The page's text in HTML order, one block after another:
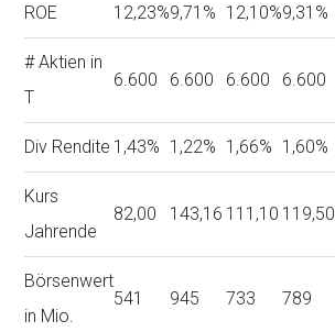
ROE 12,23%9,71% 12,10%9,31%
# Aktien in
T
6.600 6.600 6.600 6.600
Div Rendite 1,43% 1,22% 1,66% 1,60%
Kurs
Jahrende
82,00 143,16 111,10 119,50
Börsenwert
in Mio.
541 945 733 789